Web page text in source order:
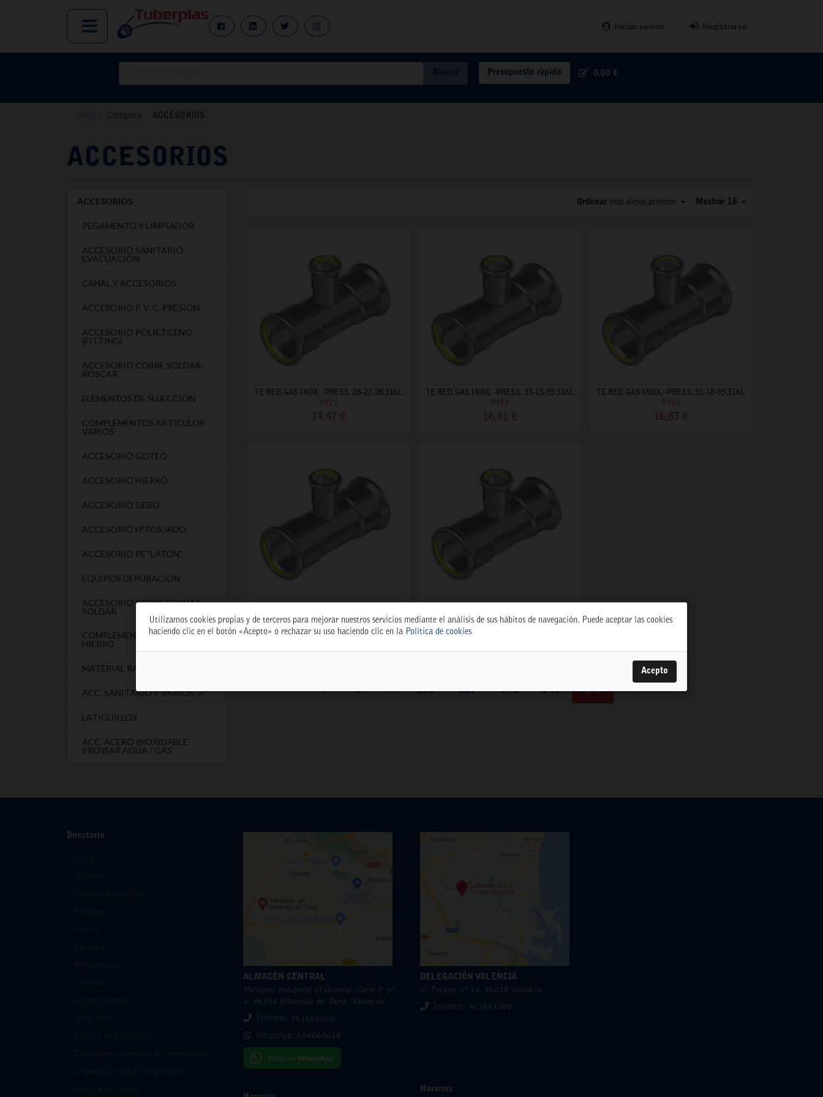
Iniciar sesión Registrarse
Presupuesto rápido 0,00 €
Categoría ACCESORIOS
ACCESORIOS
ACCESORIOS
PEGAMENTO Y LIMPIADOR
ACCESORIO SANITARIO
EVACUACION
CANAL Y ACCESORIOS
ACCESORIO P. V. C. PRESION
ACCESORIO POLIETILENO
(FITTING)
ACCESORIO COBRE SOLDAR-
ROSCAR
ELEMENTOS DE SUJECCION
COMPLEMENTOS ARTICULOS
VARIOS
ACCESORIO GOTEO
ACCESORIO HIERRO
ACCESORIO GEBO
ACCESORIO Hº FORJADO
ACCESORIO PE "LATON"
EQUIPOS DEPURACION
ACCESORIO COBRE SOLDAR-
SOLDAR
COMPLEMENTOS ACCESORIO
HIERRO
MATERIAL RANURADO
ACC. SANITARIO Y VARIOS "A"
LATIGUILLOS
ACC. ACERO INOXIDABLE
PRENSAR AGUA / GAS
Mostrar 18
Ordenar más viejos primero
TE RED. GAS INOX. -PRESS. 28-22-28 316L
9972
14,47 €
TE RED. GAS INOX. -PRESS. 35-15-35 316L
9973
16,41 €
TE RED. GAS INOX. -PRESS. 35-18-35 316L
9974
16,83 €
9975
17,15 €
9976
Anterior
1 … 138 139 140 141 142 Siguiente
Directorio
ALMACÉN CENTRAL
Polígono Industrial El Oliveral. Calle D. nº
6. 46394 Ribarroja del Turia (Valencia)
Teléfono: 961666666.
WhatsApp: 654065618
DELEGACIÓN VALENCIA
C/ Totana, nº 14. 46018 Valencia.
Teléfono: 963843200.
Horarios
Utilizamos cookies propias y de terceros para mejorar nuestros servicios mediante el análisis de sus hábitos de navegación. Puede aceptar las cookies
haciendo clic en el botón «Acepto» o rechazar su uso haciendo clic en la Política de cookies
Acepto